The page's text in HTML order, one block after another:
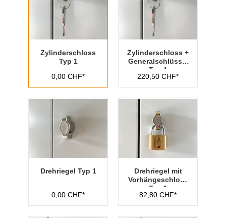
Zylinderschloss
Typ 1
0,00 CHF*
Zylinderschloss +
Generalschlüssel
Typ 1
220,50 CHF*
Drehriegel Typ 1
0,00 CHF*
Drehriegel mit
Vorhängeschloss
Typ 1
82,80 CHF*